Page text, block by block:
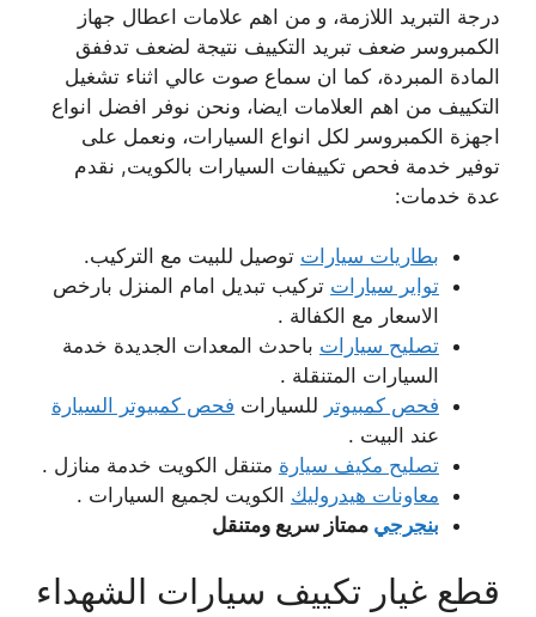
درجة التبريد اللازمة، و من اهم علامات اعطال جهاز
الكمبروسر ضعف تبريد التكييف نتيجة لضعف تدففق
المادة المبردة، كما ان سماع صوت عالي اثناء تشغيل
التكييف من اهم العلامات ايضا، ونحن نوفر افضل انواع
اجهزة الكمبروسر لكل انواع السيارات، ونعمل على
توفير خدمة فحص تكييفات السيارات بالكويت, نقدم
عدة خدمات:
بطاريات سيارات توصيل للبيت مع التركيب.
تواير سيارات تركيب تبديل امام المنزل بارخص
الاسعار مع الكفالة .
تصليح سيارات باحدث المعدات الجديدة خدمة
السيارات المتنقلة .
فحص كمبيوتر للسيارات فحص كمبيوتر السيارة
عند البيت .
تصليح مكيف سيارة متنقل الكويت خدمة منازل .
معاونات هيدروليك الكويت لجميع السيارات .
بنجرجي ممتاز سريع ومتنقل
قطع غيار تكييف سيارات الشهداء